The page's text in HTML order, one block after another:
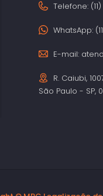
Telefone:
WhatsApp:
E-mail:
R. Caiubi,
São Paulo - SP,